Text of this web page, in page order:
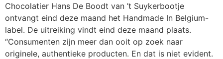
Chocolatier Hans De Boodt van ’t Suykerbootje
ontvangt eind deze maand het Handmade In Belgium-
label. De uitreiking vindt eind deze maand plaats.
“Consumenten zijn meer dan ooit op zoek naar
originele, authentieke producten. En dat is niet evident.